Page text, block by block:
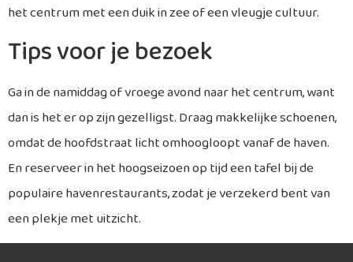
het centrum met een duik in zee of een vleugje cultuur.
Tips voor je bezoek
Ga in de namiddag of vroege avond naar het centrum, want
dan is het er op zijn gezelligst. Draag makkelijke schoenen,
omdat de hoofdstraat licht omhoogloopt vanaf de haven.
En reserveer in het hoogseizoen op tijd een tafel bij de
populaire havenrestaurants, zodat je verzekerd bent van
een plekje met uitzicht.